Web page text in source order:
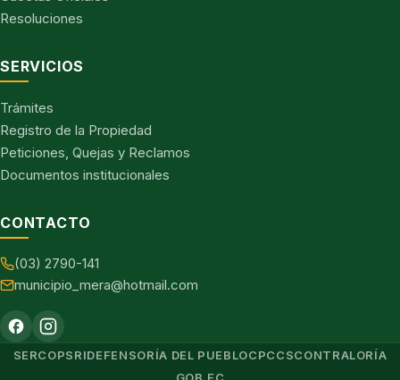
Resoluciones
SERVICIOS
Trámites
Registro de la Propiedad
Peticiones, Quejas y Reclamos
Documentos institucionales
CONTACTO
(03) 2790-141
municipio_mera@hotmail.com
SERCOPSRIDEFENSORÍA DEL PUEBLOCPCCSCONTRALORÍA